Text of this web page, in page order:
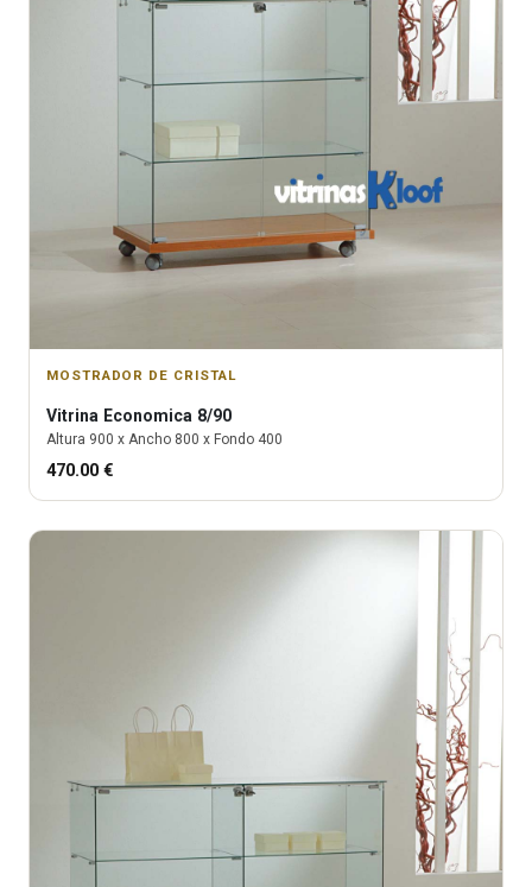
MOSTRADOR DE CRISTAL
Vitrina Economica 8/90
Altura 900 x Ancho 800 x Fondo 400
470.00 €